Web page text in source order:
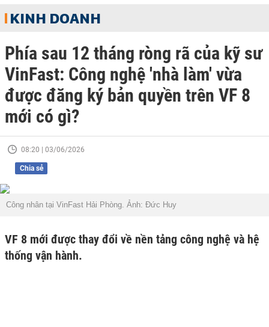
KINH DOANH
Phía sau 12 tháng ròng rã của kỹ sư
VinFast: Công nghệ 'nhà làm' vừa
được đăng ký bản quyền trên VF 8
mới có gì?
08:20 | 03/06/2026
Chia sẻ
Công nhân tại VinFast Hải Phòng. Ảnh: Đức Huy
VF 8 mới được thay đổi về nền tảng công nghệ và hệ
thống vận hành.